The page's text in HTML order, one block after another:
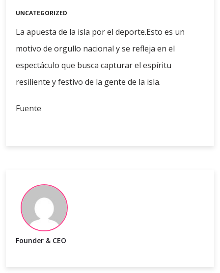
UNCATEGORIZED
La apuesta de la isla por el deporte.Esto es un
motivo de orgullo nacional y se refleja en el
espectáculo que busca capturar el espíritu
resiliente y festivo de la gente de la isla.
Fuente
Founder & CEO